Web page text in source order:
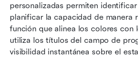
personalizadas permiten
planificar la capacidad de manera
función que alinea los colores con
utiliza los títulos del campo de
visibilidad instantánea sobre el